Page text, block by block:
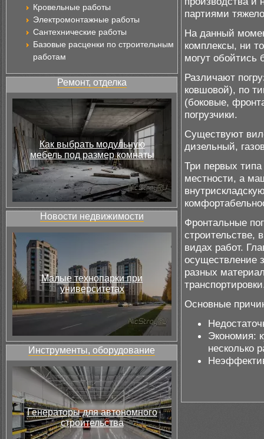
Кровельные работы
Электромонтажные работы
Сантехнические работы
Базовые расценки по строительным
работам
Ремонт, отделка
Как выбрать модульную
мебель под размер комнаты
Новости недвижимости
Малые технопарки при
университетах
Инструменты, оборудование
Генераторы для автономного
строительства
партиями
На данный
комплексы, ни
могут обойтись
Различают
ковшовой), по
(боковые,
погрузчики.
Существуют
дизельный,
Три первых
местности, а
Фронтальные
строительстве,
видах работ.
осуществление
разных
Основные
Экономия:
несколько